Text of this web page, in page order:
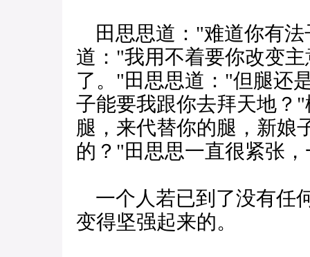
田思思道："难道你有法
道："我用不着要你改变
了。"田思思道："但腿还
子能要我跟你去拜天地？
腿，来代替你的腿，新娘
的？"田思思一直很紧张
一个人若已到了没有任
变得坚强起来的。